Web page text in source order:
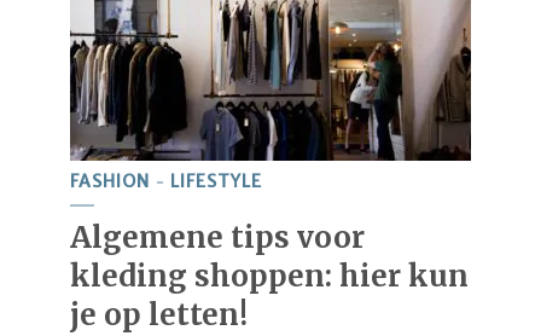
FASHION LIFESTYLE
Algemene tips voor
kleding shoppen: hier kun
je op letten!